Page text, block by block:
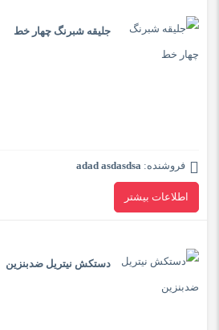
جلیقه شبرنگ چهار خط
فروشنده: adad asdasdsa
اطلاعات بیشتر
دستکش نیتریل ضدبنزین